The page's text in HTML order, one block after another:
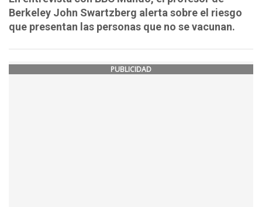
Berkeley John Swartzberg alerta sobre el riesgo
que presentan las personas que no se vacunan.
PUBLICIDAD